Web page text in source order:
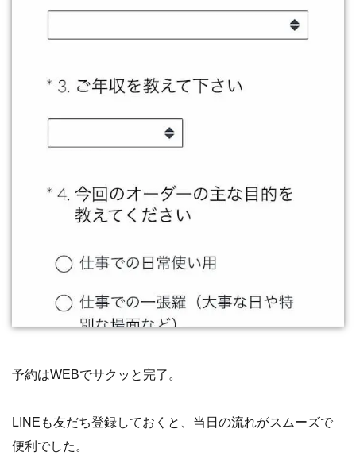
予約はWEBでサクッと完了。
LINEも友だち登録しておくと、当日の流れがスムーズで
便利でした。